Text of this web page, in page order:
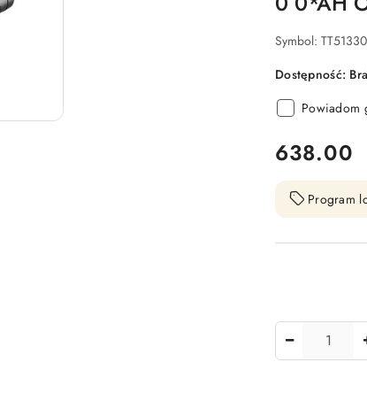
Symbol:
Dostępność:
Powiadom
cena:
638.00
Program